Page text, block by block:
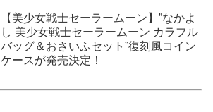
【美少女戦士セーラームーン】”なかよ
し 美少女戦士セーラームーン カラフル
バッグ＆おさいふセット”復刻風コイン
ケースが発売決定！